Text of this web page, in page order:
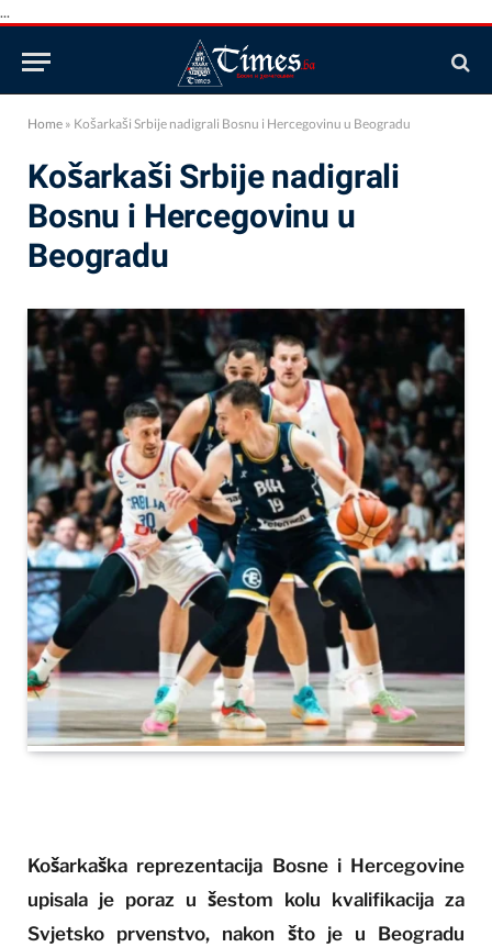
...
Home » Košarkaši Srbije nadigrali Bosnu i Hercegovinu u Beogradu
Košarkaši Srbije nadigrali
Bosnu i Hercegovinu u
Beogradu
Košarkaška reprezentacija Bosne i Hercegovine
upisala je poraz u šestom kolu kvalifikacija za
Svjetsko prvenstvo, nakon što je u Beogradu